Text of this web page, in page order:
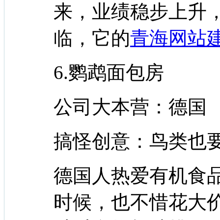
来，业绩稳步上升
临，它的青海网站
6.鹦鹉面包房
公司大本营：德国
搞怪创意：鸟类也
德国人热爱有机食
时候，也不惜花大